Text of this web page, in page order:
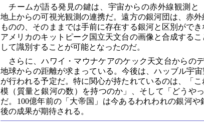
チームが語る発見の鍵は、宇宙からの赤外線観測と
地上からの可視光観測の連携だ。遠方の銀河団は、赤
ものの、そのままでは手前に存在する銀河と区別がで
アメリカのキットピーク国立天文台の画像と合成する
して識別することが可能となったのだ。
さらに、ハワイ・マウナケアのケック天文台からの
地球からの距離が求まっている。今後は、ハッブル宇宙
が行われる予定だ。特に関心が持たれているのは、「
模（質量と銀河の数）を持つのか」、そして「どうや
だ。100億年前の「大帝国」は今あるわれわれの銀河
後の成果が期待される。